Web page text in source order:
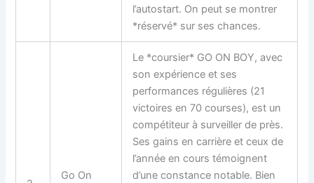
l’autostart. On peut se montrer
*réservé* sur ses chances.
Go On
Le *coursier* GO ON BOY, avec
son expérience et ses
performances régulières (21
victoires en 70 courses), est un
compétiteur à surveiller de près.
Ses gains en carrière et ceux de
l’année en cours témoignent
d’une constance notable. Bien